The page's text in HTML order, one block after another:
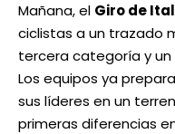
Mañana, el Giro de
ciclistas a un trazado
tercera categoría y un
Los equipos ya
sus líderes en un
primeras diferencias